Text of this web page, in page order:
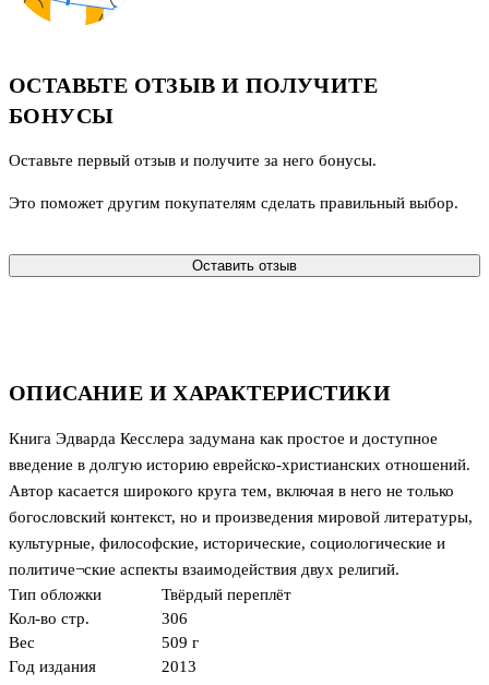
ОПИСАНИЕ И ХАРАКТЕРИСТИКИ
Книга Эдварда Кесслера задумана как простое и доступное
введение в долгую историю еврейско-христианских отношений.
Автор касается широкого круга тем, включая в него не только
богословский контекст, но и произведения мировой литературы,
культурные, философские, исторические, социологические и
политиче¬ские аспекты взаимодействия двух религий.
Тип обложки
Твёрдый переплёт
Кол-во стр.
306
Вес
509 г
Год издания
2013
ОСТАВЬТЕ ОТЗЫВ И ПОЛУЧИТЕ
БОНУСЫ
Оставьте первый отзыв и получите за него бонусы.
Это поможет другим покупателям сделать правильный выбор.
Оставить отзыв